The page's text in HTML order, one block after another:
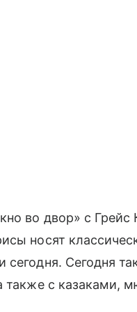
во двор» с
носят
Сегодня
также с казаками,